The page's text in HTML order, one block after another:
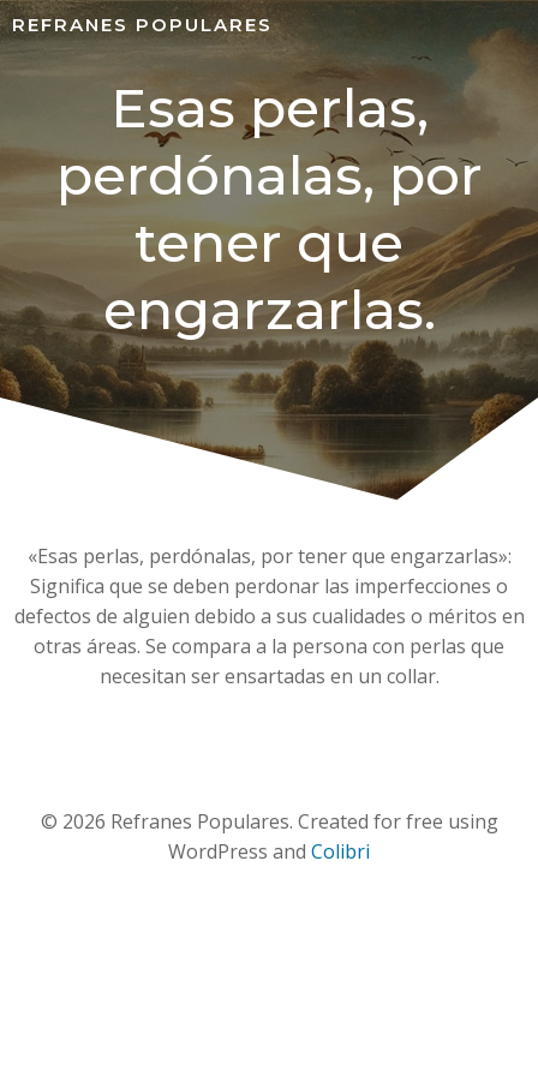
REFRANES POPULARES
Esas perlas,
perdónalas, por
tener que
engarzarlas.
«Esas perlas, perdónalas, por tener que engarzarlas»:
Significa que se deben perdonar las imperfecciones o
defectos de alguien debido a sus cualidades o méritos en
otras áreas. Se compara a la persona con perlas que
necesitan ser ensartadas en un collar.
© 2026 Refranes Populares. Created for free using
WordPress and Colibri